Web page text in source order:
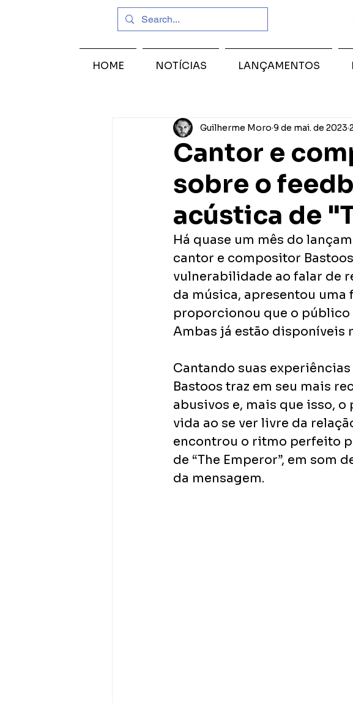
Cantor e
sobre o
acústica de
Guilherme Moro 9 de mai. de 2023
Há quase um mês do
cantor e compositor
vulnerabilidade ao falar de
da música, apresentou uma
proporcionou que o público
Ambas já estão disponíveis
Cantando suas
Bastoos traz em seu mais
abusivos e, mais que isso,
vida ao se ver livre da
encontrou o ritmo perfeito
de “The Emperor”, em som
da mensagem.
HOME NOTÍCIAS LANÇAMENTOS